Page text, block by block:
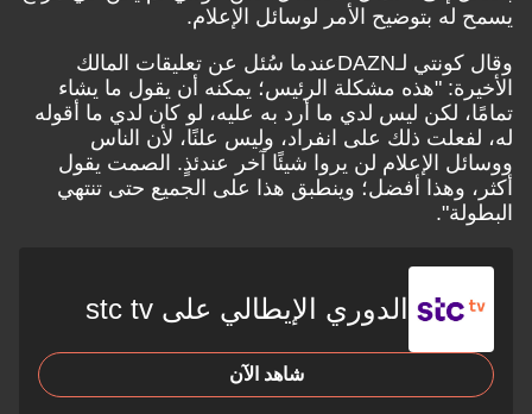
بتوضيح الأمر لوسائل الإعلام.
كونتي لـDAZNعندما سُئل عن تعليقات المالك
"هذه مشكلة الرئيس؛ يمكنه أن يقول ما يشاء
لكن ليس لدي ما أرد به عليه، لو كان لدي ما أقوله
ذلك على انفراد، وليس علنًا، لأن الناس
الإعلام لن يروا شيئًا آخر عندئذٍ. الصمت يقول
وهذا أفضل؛ وينطبق هذا على الجميع حتى تنتهي
الدوري الإيطالي على stc tv
شاهد الآن